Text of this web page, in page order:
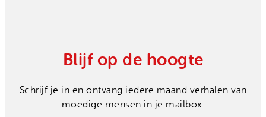
Blijf op de hoogte
Schrijf je in en ontvang iedere maand verhalen van
moedige mensen in je mailbox.